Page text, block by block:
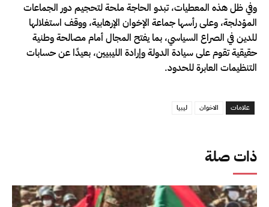
ذات صلة
وفي ظل هذه المعطيات، تبدو الحاجة ملحة لتحجيم دور الجماعات
المؤدلجة، وعلى رأسها جماعة الإخوان الإرهابية، ووقف استغلالها
للدين في الصراع السياسي، بما يفتح المجال أمام مصالحة وطنية
حقيقية تقوم على سيادة الدولة وإرادة الليبيين، بعيدًا عن حسابات
التنظيمات العابرة للحدود.
علامات الاخوان ليبيا